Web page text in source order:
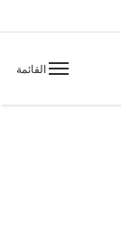
القائمة